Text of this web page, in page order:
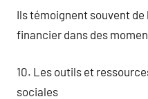
Ils témoignent souvent de
financier dans des
10. Les outils et
sociales